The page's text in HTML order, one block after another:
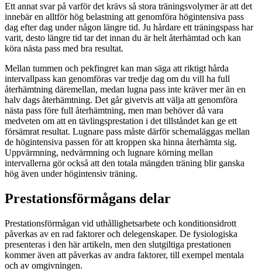
Ett annat svar på varför det krävs så stora träningsvolymer är att det
innebär en alltför hög belastning att genomföra högintensiva pass
dag efter dag under någon längre tid. Ju hårdare ett träningspass har
varit, desto längre tid tar det innan du är helt återhämtad och kan
köra nästa pass med bra resultat.
Mellan tummen och pekfingret kan man säga att riktigt hårda
intervallpass kan genomföras var tredje dag om du vill ha full
återhämtning däremellan, medan lugna pass inte kräver mer än en
halv dags återhämtning. Det går givetvis att välja att genomföra
nästa pass före full återhämtning, men man behöver då vara
medveten om att en tävlingsprestation i det tillståndet kan ge ett
försämrat resultat. Lugnare pass måste därför schemaläggas mellan
de högintensiva passen för att kroppen ska hinna återhämta sig.
Uppvärmning, nedvärmning och lugnare körning mellan
intervallerna gör också att den totala mängden träning blir ganska
hög även under högintensiv träning.
Prestationsförmågans delar
Prestationsförmågan vid uthållighetsarbete och konditionsidrott
påverkas av en rad faktorer och delegenskaper. De fysiologiska
presenteras i den här artikeln, men den slutgiltiga prestationen
kommer även att påverkas av andra faktorer, till exempel mentala
och av omgivningen.